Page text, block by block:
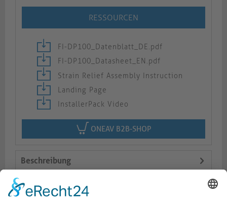
RESSOURCEN
FI-DP100_Datenblatt_DE.pdf
FI-DP100_Datasheet_EN.pdf
Strain Relief Assembly Instruction
Landing Page
InstallerPack Video
ONEAV B2B-SHOP
Beschreibung
Logistik